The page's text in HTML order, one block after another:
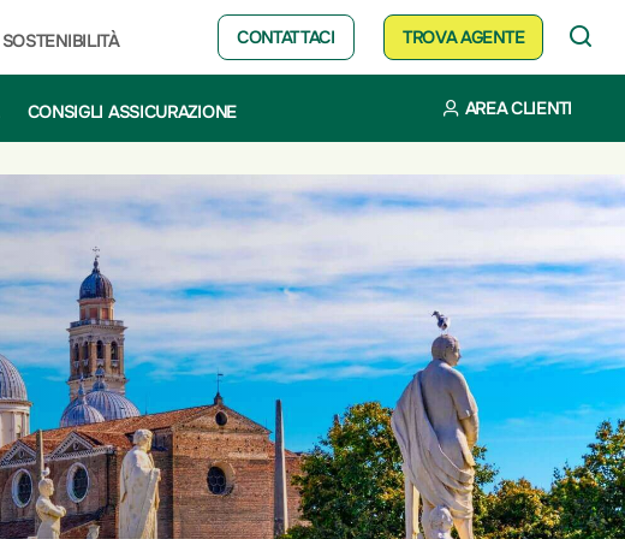
SOSTENIBILITÀ CONTATTACI TROVA AGENTE
CONSIGLI ASSICURAZIONE AREA CLIENTI